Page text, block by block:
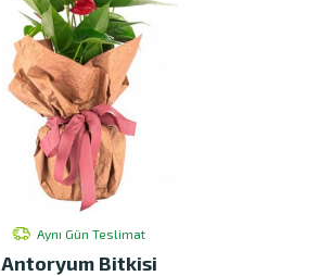
Aynı Gün Teslimat
Antoryum Bitkisi